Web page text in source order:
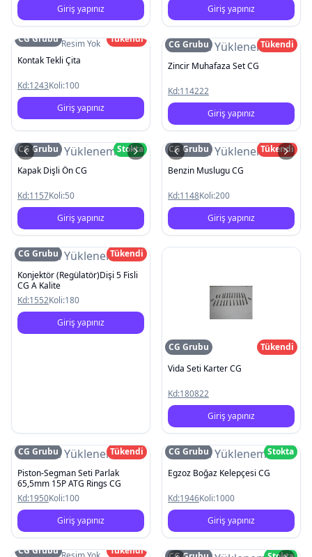
Giriş yapınız
Giriş yapınız
Resim Yok
CG Grubu
Tükendi
Kontak Tekli Çita
Kd:1243Koli:100
Giriş yapınız
Resim Yüklenemedi
CG Grubu
Tükendi
Zincir Muhafaza Set CG
Kd:114222
Giriş yapınız
Resim Yüklenemedi
CG Grubu
Stokta
Kapak Dişli Ön CG
Kd:1157Koli:50
Giriş yapınız
Resim Yüklenemedi
CG Grubu
Tükendi
Benzin Muslugu CG
Kd:1148Koli:200
Giriş yapınız
Resim Yüklenemedi
CG Grubu
Tükendi
Konjektör (Regülatör)Dişi 5 Fisli
CG A Kalite
Kd:1552Koli:180
Giriş yapınız
CG Grubu
Tükendi
Vida Seti Karter CG
Kd:180822
Giriş yapınız
Resim Yüklenemedi
CG Grubu
Tükendi
Piston-Segman Seti Parlak
65,5mm 15P ATG Rings CG
Kd:1950Koli:100
Giriş yapınız
Resim Yüklenemedi
CG Grubu
Stokta
Egzoz Boğaz Kelepçesi CG
Kd:1946Koli:1000
Giriş yapınız
CG Grubu Tükendi